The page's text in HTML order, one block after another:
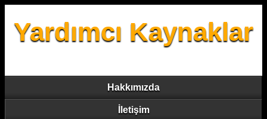
Yardımcı Kaynaklar
Hakkımızda
İletişim